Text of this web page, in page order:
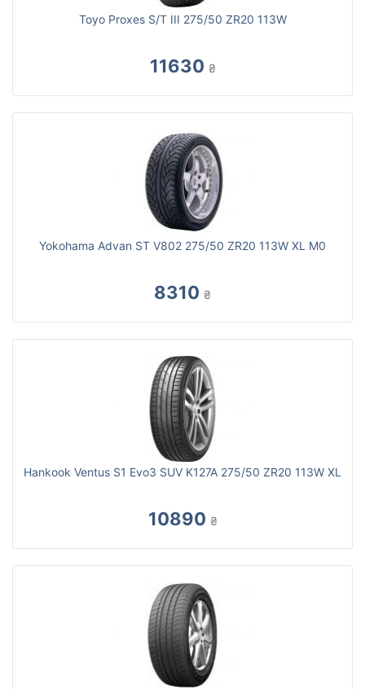
Toyo Proxes S/T III 275/50 ZR20 113W
11630 ₴
Yokohama Advan ST V802 275/50 ZR20 113W XL M0
8310 ₴
Hankook Ventus S1 Evo3 SUV K127A 275/50 ZR20 113W XL
10890 ₴